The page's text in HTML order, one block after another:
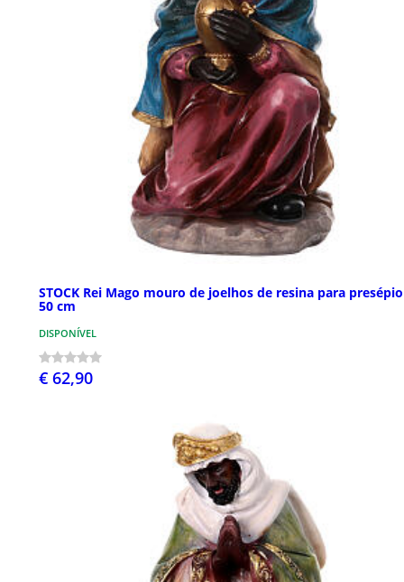
STOCK Rei Mago mouro de joelhos de resina para
50 cm
DISPONÍVEL
€ 62,90